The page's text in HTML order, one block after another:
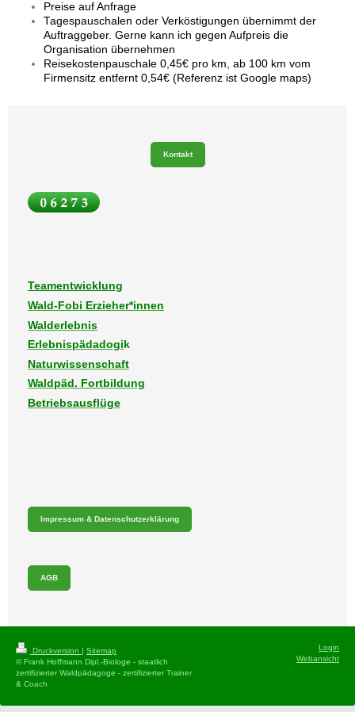
Preise auf Anfrage
Tagespauschalen oder Verköstigungen übernimmt der
Auftraggeber. Gerne kann ich gegen Aufpreis die
Organisation übernehmen
Reisekostenpauschale 0,45€ pro km, ab 100 km vom
Firmensitz entfernt 0,54€ (Referenz ist Google maps)
Kontakt
Teamentwicklung
Wald-Fobi Erzieher*innen
Walderlebnis
Erlebnispädadogik
Naturwissenschaft
Waldpäd. Fortbildung
Betriebsausflüge
Impressum & Datenschutzerklärung
AGB
Druckversion | Sitemap
© Frank Hoffmann Dipl.-Biologe - staatlich
zertifizierter Waldpädagoge - zertifizierter Trainer
& Coach
Login
Webansicht